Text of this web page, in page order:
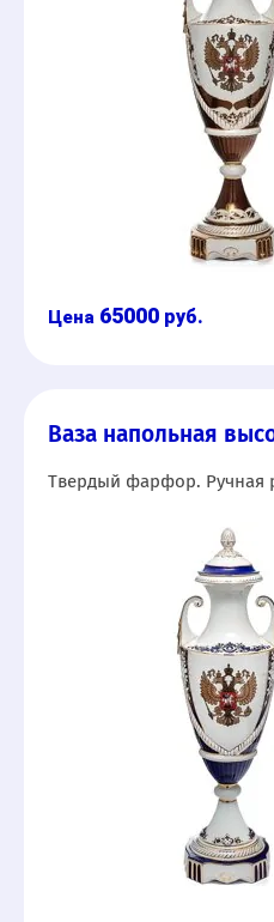
65000 руб.
Ваза напольная
Твердый фарфор. Ручная